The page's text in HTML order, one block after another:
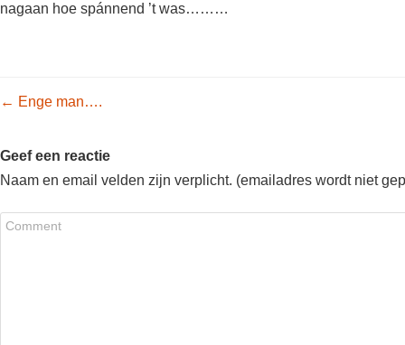
nagaan hoe spánnend ’t was………
Post navigation
← Enge man….
Geef een reactie
Naam en email velden zijn verplicht. (emailadres wordt niet